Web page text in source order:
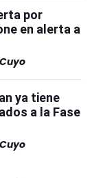
por
en alerta a
ya tiene
a la Fase